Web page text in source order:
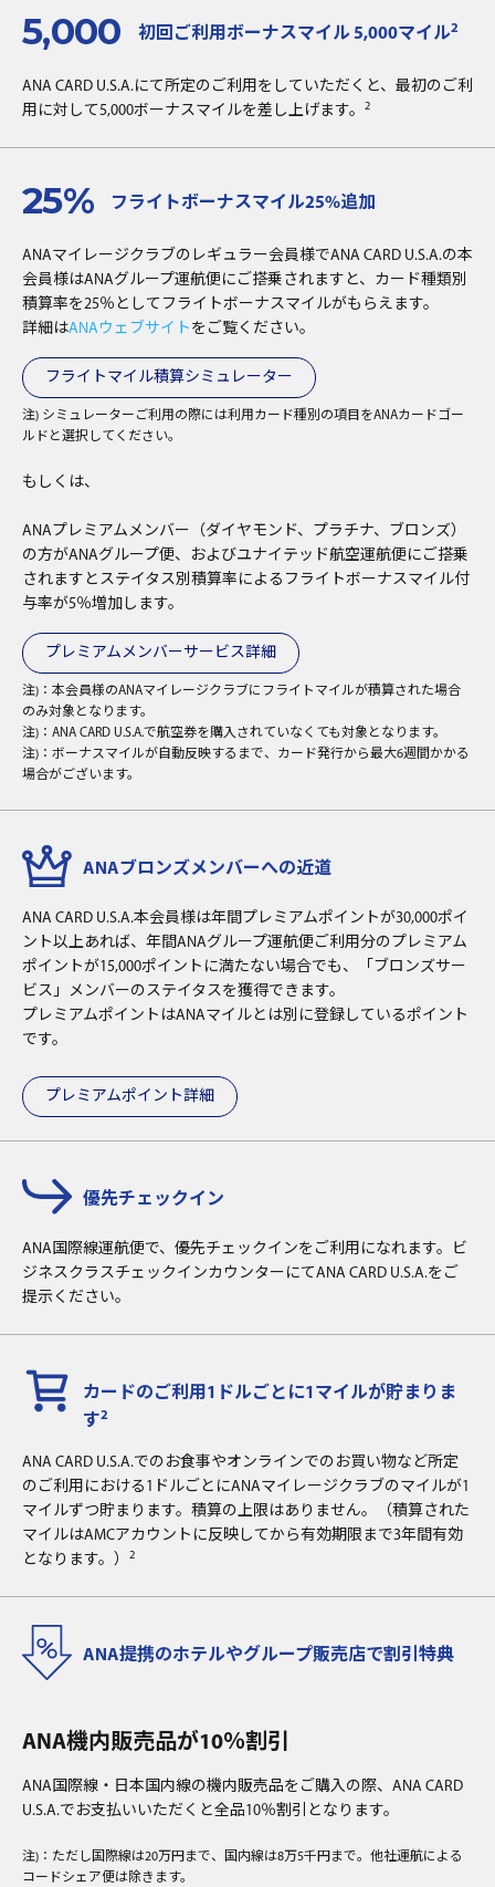
5,000 初回ご利用ボーナスマイル 5,000マイル2
ANA CARD U.S.A.にて所定のご利用をしていただくと、最初のご利
用に対して5,000ボーナスマイルを差し上げます。
2
25% フライトボーナスマイル25%追加
ANAマイレージクラブのレギュラー会員様でANA CARD U.S.A.の本
会員様はANAグループ運航便にご搭乗されますと、カード種類別
積算率を25％としてフライトボーナスマイルがもらえます。
詳細はANAウェブサイト をご覧ください。
フライトマイル積算シミュレーター
注) シミュレーターご利用の際には利用カード種別の項目をANAカードゴー
ルドと選択してください。
もしくは、
ANAプレミアムメンバー（ダイヤモンド、プラチナ、ブロンズ）
の方がANAグループ便、およびユナイテッド航空運航便にご搭乗
されますとステイタス別積算率によるフライトボーナスマイル付
与率が5％増加します。
プレミアムメンバーサービス詳細
注)：本会員様のANAマイレージクラブにフライトマイルが積算された場合
のみ対象となります。
注)：ANA CARD U.S.A.で航空券を購入されていなくても対象となります。
注)：ボーナスマイルが自動反映するまで、カード発行から最大6週間かかる
場合がございます。
ANAブロンズメンバーへの近道
ANA CARD U.S.A.本会員様は年間プレミアムポイントが30,000ポイ
ント以上あれば、年間ANAグループ運航便ご利用分のプレミアム
ポイントが15,000ポイントに満たない場合でも、「ブロンズサー
ビス」メンバーのステイタスを獲得できます。
プレミアムポイントはANAマイルとは別に登録しているポイント
です。
プレミアムポイント詳細
優先チェックイン
ANA国際線運航便で、優先チェックインをご利用になれます。ビ
ジネスクラスチェックインカウンターにてANA CARD U.S.A.をご
提示ください。
カードのご利用1ドルごとに1マイルが貯まりま
す2
ANA CARD U.S.A.でのお食事やオンラインでのお買い物など所定
のご利用における1ドルごとにANAマイレージクラブのマイルが1
マイルずつ貯まります。積算の上限はありません。（積算された
マイルはAMCアカウントに反映してから有効期限まで3年間有効
となります。）
2
ANA提携のホテルやグループ販売店で割引特典
ANA機内販売品が10％割引
ANA国際線・日本国内線の機内販売品をご購入の際、ANA CARD
U.S.A.でお支払いいただくと全品10％割引となります。
注)：ただし国際線は20万円まで、国内線は8万5千円まで。他社運航による
コードシェア便は除きます。